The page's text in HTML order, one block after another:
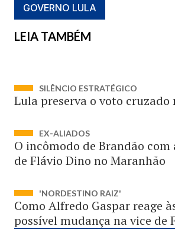
GOVERNO LULA
LEIA TAMBÉM
SILÊNCIO ESTRATÉGICO
Lula preserva o voto cruzado
EX-ALIADOS
O incômodo de Brandão
de Flávio Dino no Maranhão
'NORDESTINO RAIZ'
Como Alfredo Gaspar reage
possível mudança na vice de